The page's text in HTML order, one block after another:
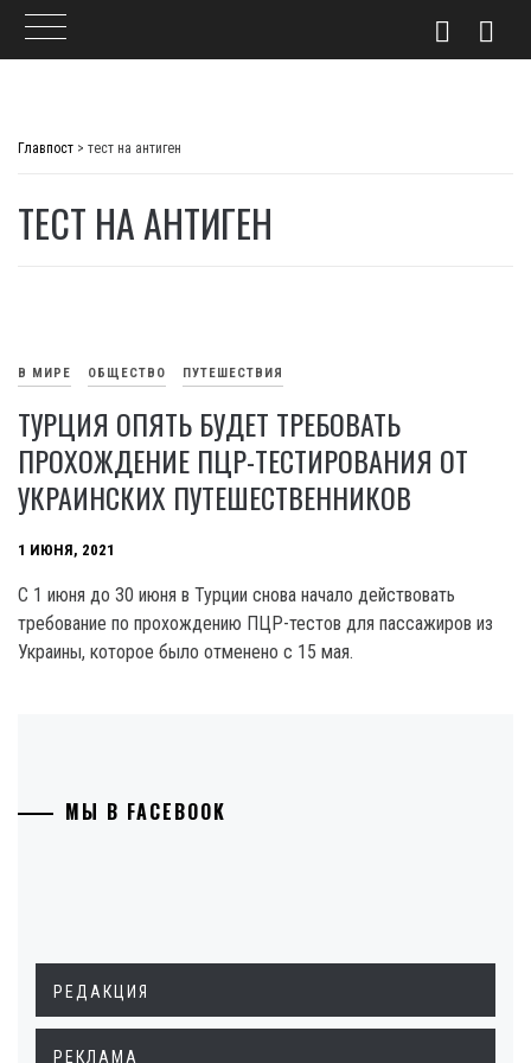
Главпост > тест на антиген
ТЕСТ НА АНТИГЕН
В МИРЕ ОБЩЕСТВО ПУТЕШЕСТВИЯ
ТУРЦИЯ ОПЯТЬ БУДЕТ ТРЕБОВАТЬ
ПРОХОЖДЕНИЕ ПЦР-ТЕСТИРОВАНИЯ ОТ
УКРАИНСКИХ ПУТЕШЕСТВЕННИКОВ
1 ИЮНЯ, 2021
С 1 июня до 30 июня в Турции снова начало действовать
требование по прохождению ПЦР-тестов для пассажиров из
Украины, которое было отменено с 15 мая.
МЫ В FACEBOOK
РЕДАКЦИЯ
РЕКЛАМА